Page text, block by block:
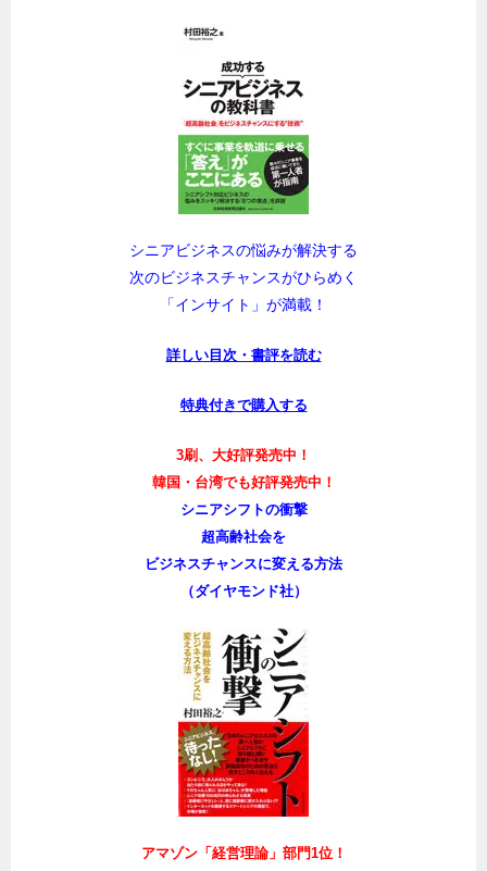
シニアビジネスの悩みが解決する
次のビジネスチャンスがひらめく
「インサイト」が満載！
詳しい目次・書評を読む
特典付きで購入する
3刷、大好評発売中！
韓国・台湾でも好評発売中！
シニアシフトの衝撃
超高齢社会を
ビジネスチャンスに変える方法
（ダイヤモンド社）
アマゾン「経営理論」部門1位！